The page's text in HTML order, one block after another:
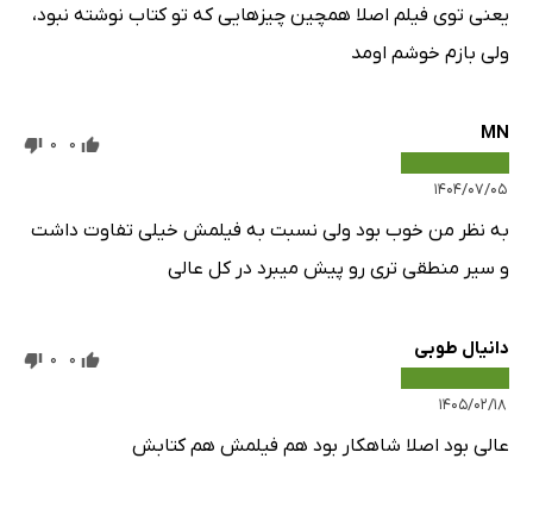
یعنی توی فیلم اصلا همچین چیزهایی که تو کتاب نوشته نبود،
ولی بازم خوشم اومد
MN
۱۴۰۴/۰۷/۰۵
0
0
به نظر من خوب بود ولی نسبت به فیلمش خیلی تفاوت داشت
و سیر منطقی تری رو پیش میبرد در کل عالی
دانیال طوبی
۱۴۰۵/۰۲/۱۸
0
0
عالی بود اصلا شاهکار بود هم فیلمش هم کتابش